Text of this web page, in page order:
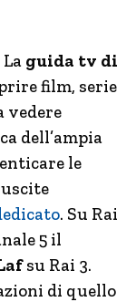
guida tv di
film, serie
vedere
dell’ampia
le
. Su Rai
5 il
su Rai 3.
di quello